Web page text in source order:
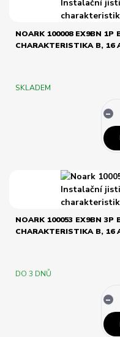
NOARK 100008 EX9BN 1P
CHARAKTERISTIKA B, 16
SKLADEM
NOARK 100053 EX9BN 3P
CHARAKTERISTIKA B, 16
DO 3 DNŮ